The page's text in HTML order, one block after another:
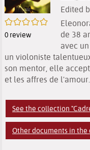
/5
0 review
Edited
de 38
avec
un violoniste
son mentor, elle
et les affres de
See the collection
Other documents in